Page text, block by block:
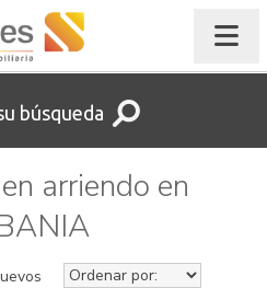
búsqueda
arriendo en